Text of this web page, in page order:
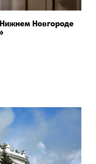
Новгороде